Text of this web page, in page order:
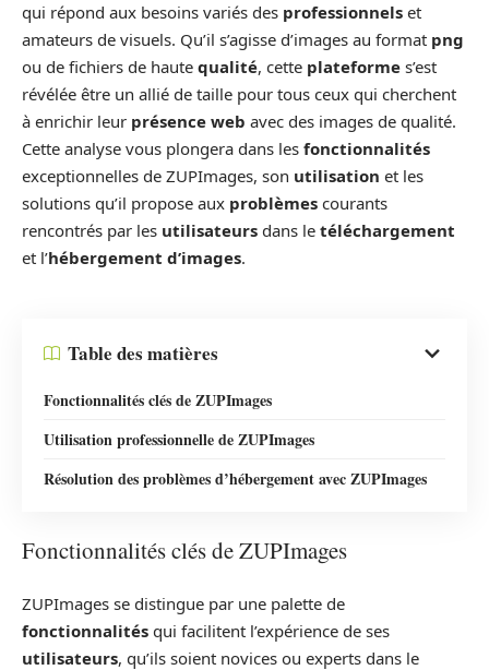
qui répond aux besoins variés des professionnels et
amateurs de visuels. Qu’il s’agisse d’images au format png
ou de fichiers de haute qualité, cette plateforme s’est
révélée être un allié de taille pour tous ceux qui cherchent
à enrichir leur présence web avec des images de qualité.
Cette analyse vous plongera dans les fonctionnalités
exceptionnelles de ZUPImages, son utilisation et les
solutions qu’il propose aux problèmes courants
rencontrés par les utilisateurs dans le téléchargement
et l’hébergement d’images.
Table des matières
Fonctionnalités clés de ZUPImages
Utilisation professionnelle de ZUPImages
Résolution des problèmes d’hébergement avec ZUPImages
Fonctionnalités clés de ZUPImages
ZUPImages se distingue par une palette de
fonctionnalités qui facilitent l’expérience de ses
utilisateurs, qu’ils soient novices ou experts dans le